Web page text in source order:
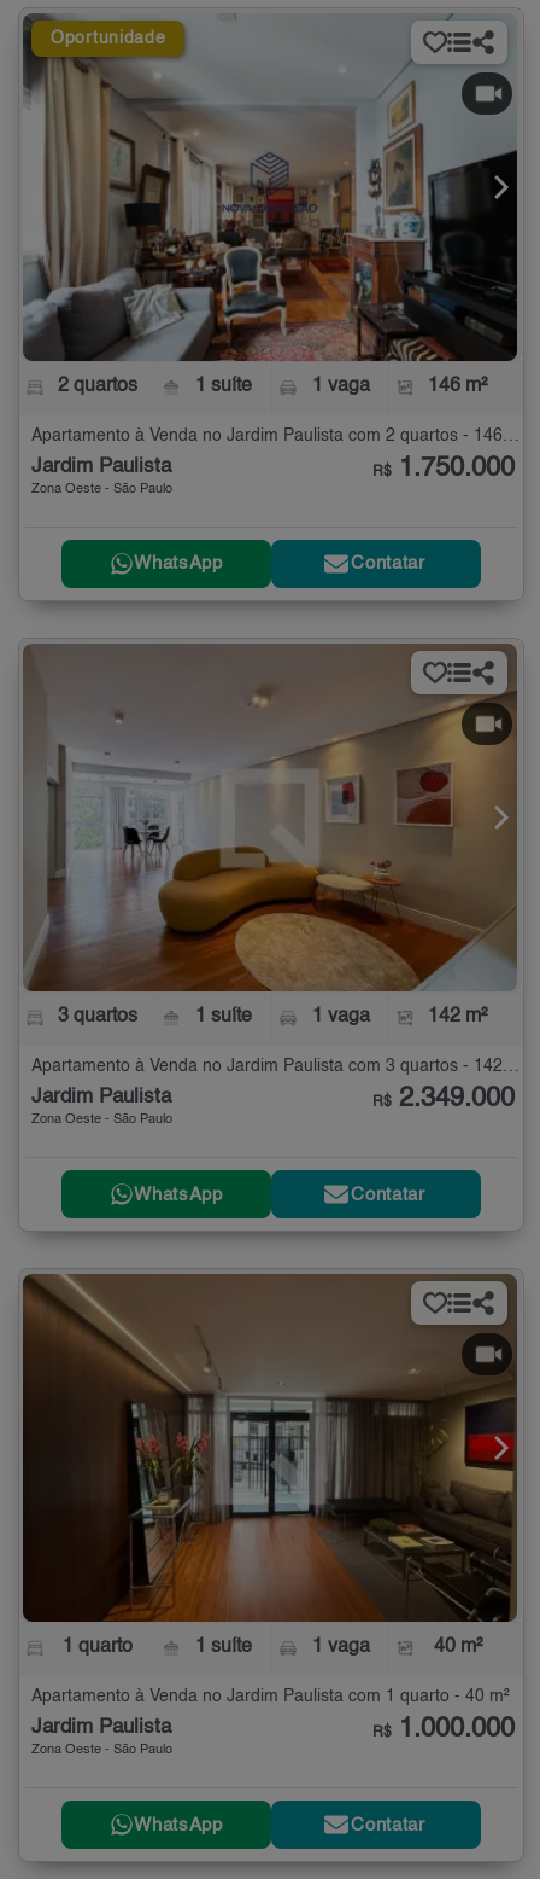
Oportunidade
2 quartos 1 suíte 1 vaga 146 m²
Jardim Paulista
Zona Oeste - São Paulo
R$ 1.750.000
WhatsApp Contatar
3 quartos 1 suíte 1 vaga 142 m²
Apartamento à Venda no Jardim Paulista com 3 quartos - 142 m²
Jardim Paulista
Zona Oeste - São Paulo
R$ 2.349.000
WhatsApp Contatar
1 quarto 1 suíte 1 vaga 40 m²
Apartamento à Venda no Jardim Paulista com 1 quarto - 40 m²
Jardim Paulista
Zona Oeste - São Paulo
R$ 1.000.000
WhatsApp Contatar